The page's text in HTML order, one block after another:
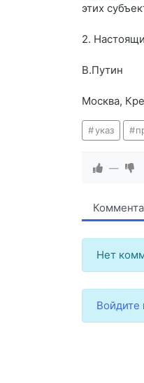
этих
2.
В.Путин
Москва,
указ
—
Нет
Войдите